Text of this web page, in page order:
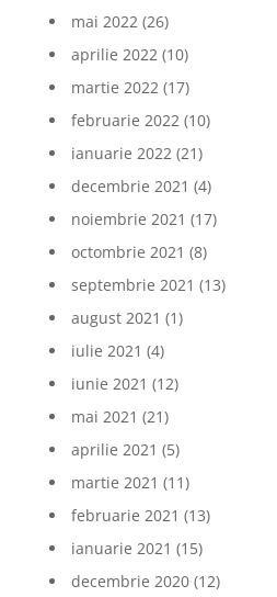
mai 2022(26)
aprilie 2022(10)
martie 2022(17)
februarie 2022(10)
ianuarie 2022(21)
decembrie 2021 (4)
noiembrie 2021 (17)
octombrie 2021 (8)
septembrie 2021 (13)
august 2021 (1)
iulie 2021 (4)
iunie 2021 (12)
mai 2021 (21)
aprilie 2021 (5)
martie 2021 (11)
februarie 2021 (13)
ianuarie 2021 (15)
decembrie 2020(12)